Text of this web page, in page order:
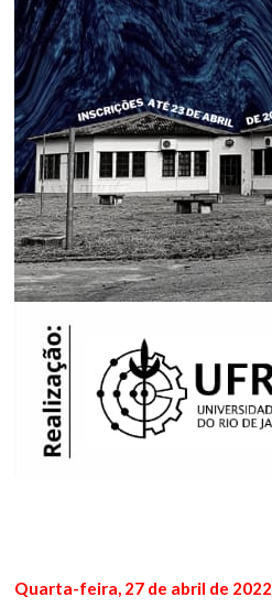
Quarta-feira, 27 de abril de 2022